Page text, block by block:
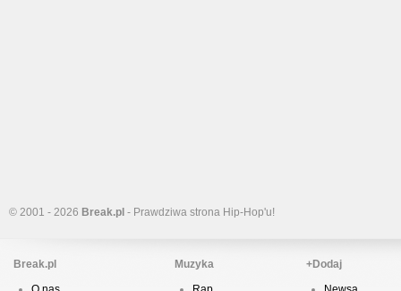
© 2001 - 2026 Break.pl - Prawdziwa strona Hip-Hop'u!
Break.pl
Muzyka
+Dodaj